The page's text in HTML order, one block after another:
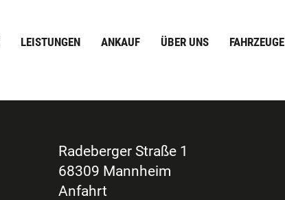
LEISTUNGEN ANKAUF ÜBER UNS FAHRZEUGE
Radeberger Straße 1
68309 Mannheim
Anfahrt